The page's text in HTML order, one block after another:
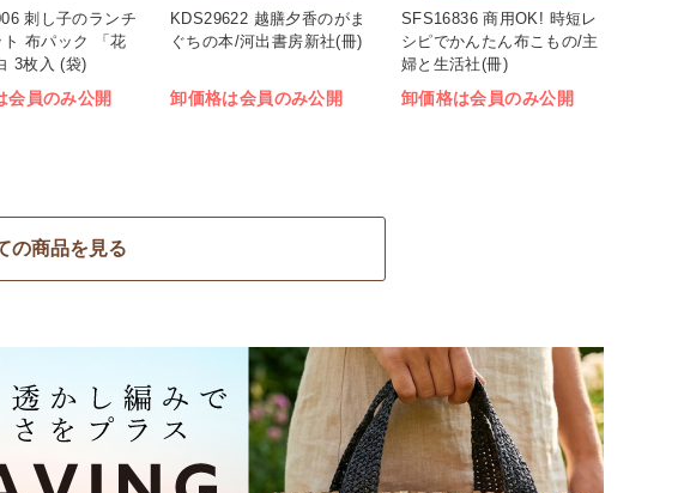
刺し子のランチ
ト 布パック 「花
3枚入 (袋)
会員のみ公開
KDS29622 越膳夕香のがま
ぐちの本/河出書房新社(冊)
卸価格は会員のみ公開
SFS16836 商用OK! 時短レ
シピでかんたん布こもの/主
婦と生活社(冊)
卸価格は会員のみ公開
の商品を見る